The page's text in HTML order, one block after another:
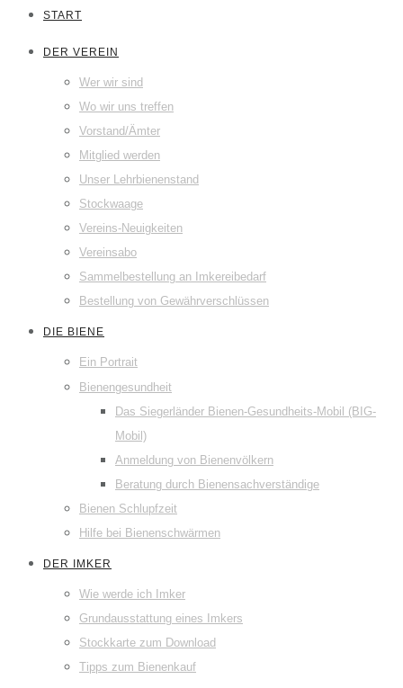
START
DER VEREIN
Wer wir sind
Wo wir uns treffen
Vorstand/Ämter
Mitglied werden
Unser Lehrbienenstand
Stockwaage
Vereins-Neuigkeiten
Vereinsabo
Sammelbestellung an Imkereibedarf
Bestellung von Gewährverschlüssen
DIE BIENE
Ein Portrait
Bienengesundheit
Das Siegerländer Bienen-Gesundheits-Mobil (BIG-
Mobil)
Anmeldung von Bienenvölkern
Beratung durch Bienensachverständige
Bienen Schlupfzeit
Hilfe bei Bienenschwärmen
DER IMKER
Wie werde ich Imker
Grundausstattung eines Imkers
Stockkarte zum Download
Tipps zum Bienenkauf